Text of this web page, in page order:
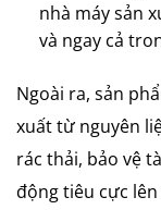
nhà máy sản
và ngay cả
Ngoài ra, sản
xuất từ nguyên
rác thải, bảo vệ
động tiêu cực